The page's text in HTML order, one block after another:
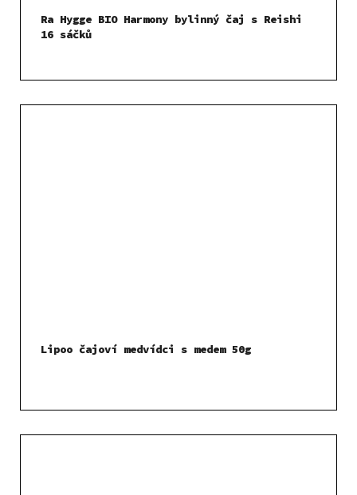
Ra Hygge BIO Harmony bylinný čaj s Reishi
16 sáčků
Lipoo čajoví medvídci s medem 50g